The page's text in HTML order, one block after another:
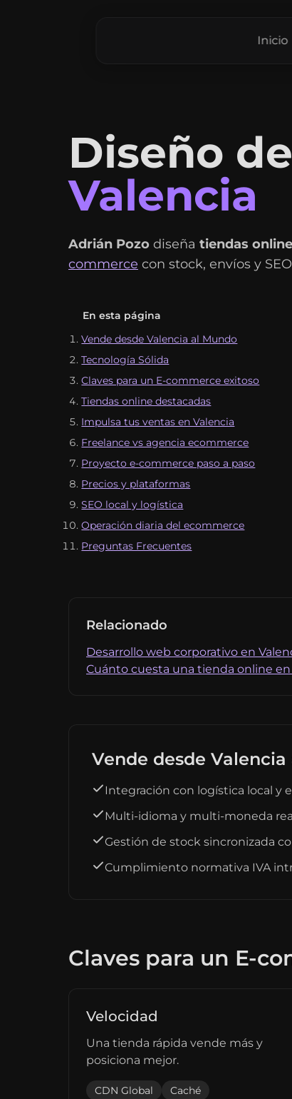
Inicio
Diseño
Valencia
Adrián Pozo diseña tiendas
commerce con stock, envíos y
En esta página
Vende desde Valencia al Mundo
Tecnología Sólida
Claves para un E-commerce exitoso
Tiendas online destacadas
Impulsa tus ventas en Valencia
Freelance vs agencia ecommerce
Proyecto e-commerce paso a paso
Precios y plataformas
SEO local y logística
Operación diaria del ecommerce
Preguntas Frecuentes
Relacionado
Desarrollo web corporativo en
Cuánto cuesta una tienda online en
Vende desde
Integración con logística local y
Multi-idioma y multi-moneda
Gestión de stock sincronizada
Cumplimiento normativa IVA
Claves para un E-
Velocidad
Una tienda rápida vende más y
posiciona mejor.
CDN Global
Caché